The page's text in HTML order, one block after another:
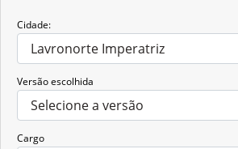
Cidade:
Versão escolhida
Cargo